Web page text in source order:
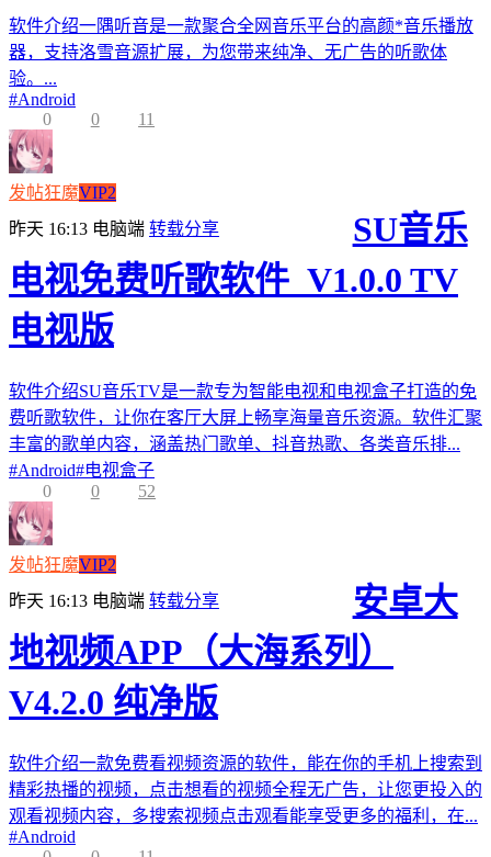
软件介绍一隅听音是一款聚合全网音乐平台的高颜*音乐播放
器，支持洛雪音源扩展，为您带来纯净、无广告的听歌体
验。...
#Android
0
0 11
发帖狂魔VIP2
昨天 16:13 电脑端 转载分享
SU音乐
电视免费听歌软件_V1.0.0 TV
电视版
软件介绍SU音乐TV是一款专为智能电视和电视盒子打造的免
费听歌软件，让你在客厅大屏上畅享海量音乐资源。软件汇聚
丰富的歌单内容，涵盖热门歌单、抖音热歌、各类音乐排...
#Android#电视盒子
0
0 52
发帖狂魔VIP2
昨天 16:13 电脑端 转载分享
安卓大
地视频APP（大海系列）
V4.2.0 纯净版
软件介绍一款免费看视频资源的软件，能在你的手机上搜索到
精彩热播的视频，点击想看的视频全程无广告，让您更投入的
观看视频内容，多搜索视频点击观看能享受更多的福利，在...
#Android